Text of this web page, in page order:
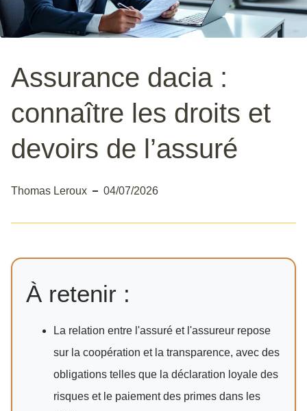
Assurance dacia :
connaître les droits et
devoirs de l’assuré
Thomas Leroux 04/07/2026
À retenir :
La relation entre l'assuré et l'assureur repose
sur la coopération et la transparence, avec des
obligations telles que la déclaration loyale des
risques et le paiement des primes dans les